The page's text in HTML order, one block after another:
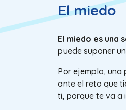
El miedo
El miedo es una
puede suponer
Por ejemplo, una
ante el reto que
ti, porque te va a